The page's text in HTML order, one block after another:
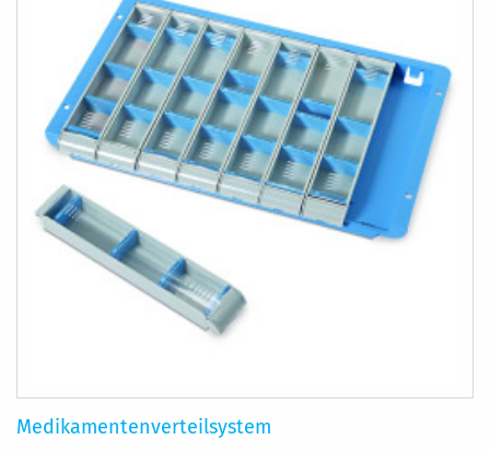
Medikamentenverteilsystem